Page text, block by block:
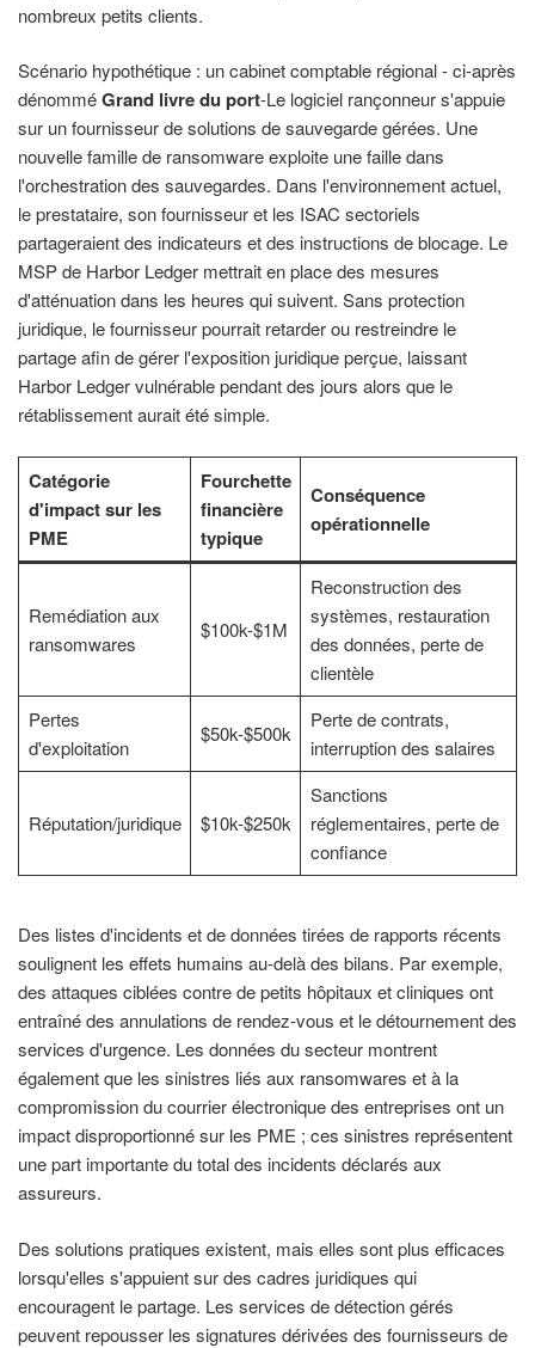
nombreux petits clients.
Scénario hypothétique : un cabinet comptable régional - ci-après
dénomméGrand livre du port-Le logiciel rançonneur s'appuie
sur un fournisseur de solutions de sauvegarde gérées. Une
nouvelle famille de ransomware exploite une faille dans
l'orchestration des sauvegardes. Dans l'environnement actuel,
le prestataire, son fournisseur et les ISAC sectoriels
partageraient des indicateurs et des instructions de blocage. Le
MSP de Harbor Ledger mettrait en place des mesures
d'atténuation dans les heures qui suivent. Sans protection
juridique, le fournisseur pourrait retarder ou restreindre le
partage afin de gérer l'exposition juridique perçue, laissant
Harbor Ledger vulnérable pendant des jours alors que le
rétablissement aurait été simple.
Catégorie
d'impact sur les
PME
Fourchette
financière
typique
Conséquence
opérationnelle
Remédiation aux
ransomwares
$100k-$1M
Reconstruction des
systèmes, restauration
des données, perte de
clientèle
Pertes
d'exploitation
$50k-$500k
Perte de contrats,
interruption des salaires
Réputation/juridique $10k-$250k
Sanctions
réglementaires, perte de
confiance
Des listes d'incidents et de données tirées de rapports récents
soulignent les effets humains au-delà des bilans. Par exemple,
des attaques ciblées contre de petits hôpitaux et cliniques ont
entraîné des annulations de rendez-vous et le détournement des
services d'urgence. Les données du secteur montrent
également que les sinistres liés aux ransomwares et à la
compromission du courrier électronique des entreprises ont un
impact disproportionné sur les PME ; ces sinistres représentent
une part importante du total des incidents déclarés aux
assureurs.
Des solutions pratiques existent, mais elles sont plus efficaces
lorsqu'elles s'appuient sur des cadres juridiques qui
encouragent le partage. Les services de détection gérés
peuvent repousser les signatures dérivées des fournisseurs de